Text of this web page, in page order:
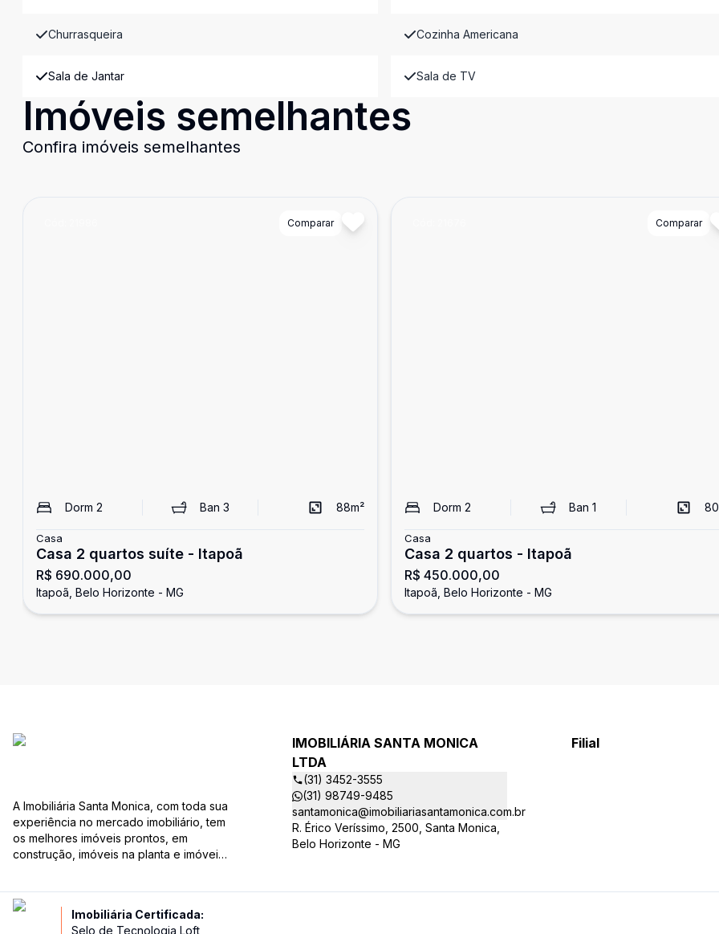
Churrasqueira Cozinha Americana
Sala de Jantar Sala de TV
Imóveis semelhantes
Confira imóveis semelhantes
Comparar
Dorm 2 Ban3 88m²
Casa
Casa 2 quartos suíte - Itapoã
R$ 690.000,00
Itapoã, Belo Horizonte - MG
Comparar
Dorm 2 Ban1 80
Casa
Casa 2 quartos - Itapoã
R$ 450.000,00
Itapoã, Belo Horizonte - MG
A Imobiliária Santa Monica, com toda sua
experiência no mercado imobiliário, tem
os melhores imóveis prontos, em
construção, imóveis na planta e imóveis
dimensões para melhor atender as suas
necessidades e anseios. Ao nos
IMOBILIÁRIA SANTA MONICA
LTDA
(31) 3452-3555
(31) 98749-9485
santamonica@imobiliariasantamonica.com.br
R. Érico Veríssimo, 2500, Santa Monica,
Belo Horizonte - MG
Filial
Imobiliária Certificada:
Selo de Tecnologia Loft